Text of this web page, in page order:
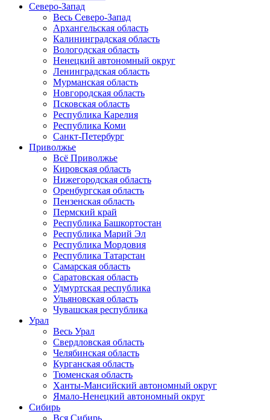
Северо-Запад
Весь Северо-Запад
Архангельская область
Калининградская область
Вологодская область
Ненецкий автономный округ
Ленинградская область
Мурманская область
Новгородская область
Псковская область
Республика Карелия
Республика Коми
Санкт-Петербург
Приволжье
Всё Приволжье
Кировская область
Нижегородская область
Оренбургская область
Пензенская область
Пермский край
Республика Башкортостан
Республика Марий Эл
Республика Мордовия
Республика Татарстан
Самарская область
Саратовская область
Удмуртская республика
Ульяновская область
Чувашская республика
Урал
Весь Урал
Свердловская область
Челябинская область
Курганская область
Тюменская область
Ханты-Мансийский автономный округ
Ямало-Ненецкий автономный округ
Сибирь
Вся Сибирь